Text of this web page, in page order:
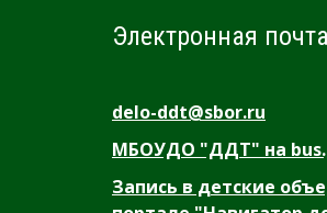
Электронная почта
delo-ddt@sbor.ru
МБОУДО "ДДТ" на
Запись в детские